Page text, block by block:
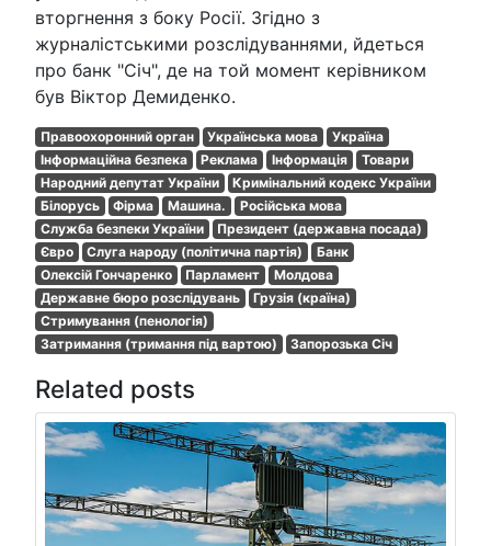
вторгнення з боку Росії. Згідно з
журналістськими розслідуваннями, йдеться
про банк "Січ", де на той момент керівником
був Віктор Демиденко.
Правоохоронний орган Українська мова
Україна
Інформаційна безпека
Реклама Інформація
Товари
Народний депутат України
Кримінальний кодекс України
Білорусь
Фірма Машина.
Російська мова
Служба безпеки України
Президент (державна посада)
Євро
Слуга народу (політична партія)
Банк
Олексій Гончаренко
Парламент
Молдова
Державне бюро розслідувань
Грузія (країна)
Стримування (пенологія)
Затримання (тримання під вартою)
Запорозька Січ
Related posts